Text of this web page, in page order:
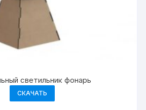
светильник фонарь
СКАЧАТЬ